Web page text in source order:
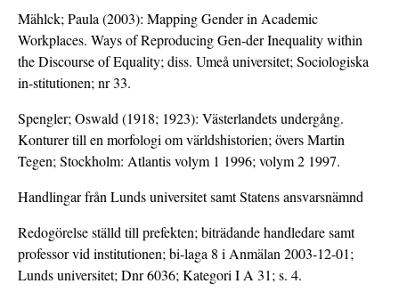
Mählck; Paula (2003): Mapping Gender in Academic
Workplaces. Ways of Reproducing Gen-der Inequality within
the Discourse of Equality; diss. Umeå universitet; Sociologiska
in-stitutionen; nr 33.
Spengler; Oswald (1918; 1923): Västerlandets undergång.
Konturer till en morfologi om världshistorien; övers Martin
Tegen; Stockholm: Atlantis volym 1 1996; volym 2 1997.
Handlingar från Lunds universitet samt Statens ansvarsnämnd
Redogörelse ställd till prefekten; biträdande handledare samt
professor vid institutionen; bi-laga 8 i Anmälan 2003-12-01;
Lunds universitet; Dnr 6036; Kategori I A 31; s. 4.